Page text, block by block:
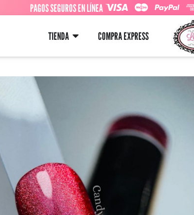
PAGOS SEGUROS EN LÍNEA
TIENDA COMPRA EXPRESS